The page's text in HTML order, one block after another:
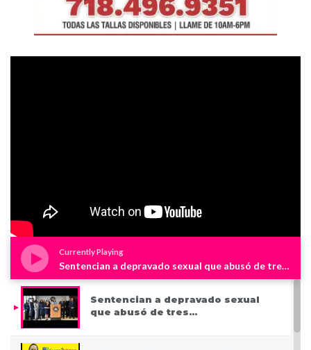
Currently Playing
Sentencian a depravado sexual que abusó de tres niños en Westchester
Sentencian a depravado sexual
que abusó de tres…